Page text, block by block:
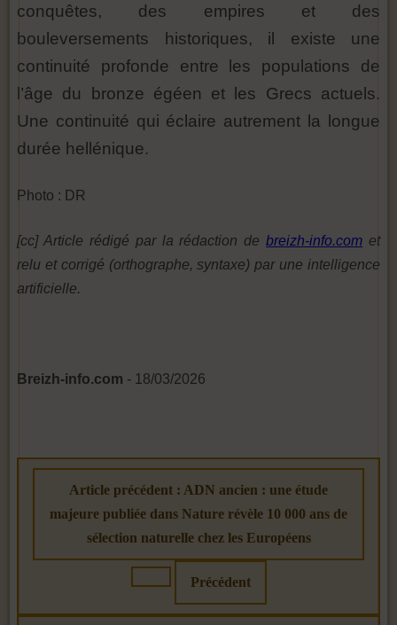
conquêtes, des empires et des
bouleversements historiques, il existe une
continuité profonde entre les populations de
l’âge du bronze égéen et les Grecs actuels.
Une continuité qui éclaire autrement la longue
durée hellénique.
Photo : DR
[cc] Article rédigé par la rédaction debreizh-info.com et
relu et corrigé (orthographe, syntaxe) par une intelligence
artificielle.
Breizh-info.com - 18/03/2026
Article précédent : ADN ancien : une étude
majeure publiée dans Nature révèle 10 000 ans de
sélection naturelle chez les Européens
Précédent